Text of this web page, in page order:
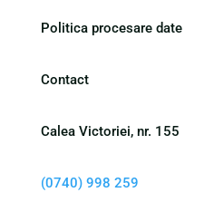
Politica procesare date
Contact
Calea Victoriei, nr. 155
(0740) 998 259